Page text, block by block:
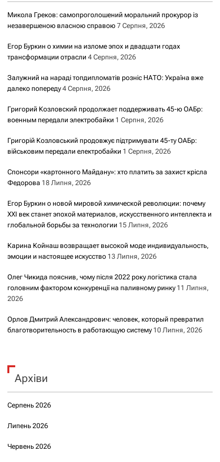
Микола Греков: самопроголошений моральний прокурор із
незавершеною власною справою7 Серпня, 2026
Егор Буркин о химии на изломе эпох и двадцати годах
трансформации отрасли 4 Серпня, 2026
Залужний на нараді топдипломатів розніс НАТО: Україна вже
далеко попереду4 Серпня, 2026
Григорий Козловский продолжает поддерживать 45-ю ОАБр:
военным передали электробайки 1 Серпня, 2026
Григорій Козловський продовжує підтримувати 45-ту ОАБр:
військовим передали електробайки 1 Серпня, 2026
Спонсори «картонного Майдану»: хто платить за захист крісла
Федорова 18 Липня, 2026
Егор Буркин о новой мировой химической революции: почему
XXI век станет эпохой материалов, искусственного интеллекта и
глобальной борьбы за технологии 15 Липня, 2026
Карина Койнаш возвращает высокой моде индивидуальность,
эмоции и настоящее искусство 13 Липня, 2026
Олег Чикида пояснив, чому після 2022 року логістика стала
головним фактором конкуренції на паливному ринку 11 Липня,
2026
Орлов Дмитрий Александрович: человек, который превратил
благотворительность в работающую систему 10 Липня, 2026
Архіви
Серпень 2026
Липень 2026
Червень 2026